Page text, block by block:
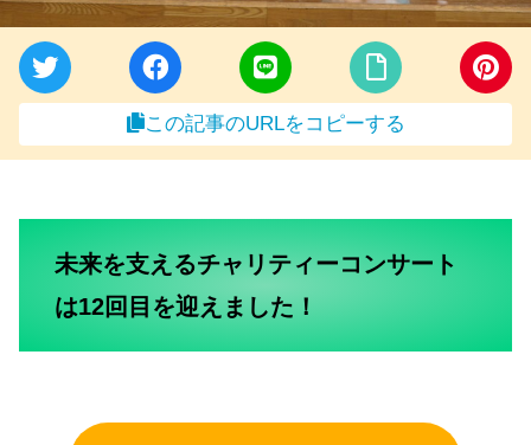
この記事のURLをコピーする
未来を支えるチャリティーコンサート
は12回目を迎えました！